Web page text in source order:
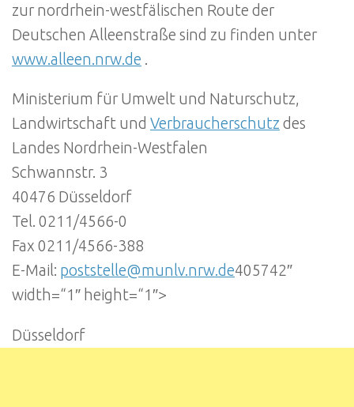
zur nordrhein-westfälischen Route der
Deutschen Alleenstraße sind zu finden unter
www.alleen.nrw.de .
Ministerium für Umwelt und Naturschutz,
Landwirtschaft und Verbraucherschutz des
Landes Nordrhein-Westfalen
Schwannstr. 3
40476 Düsseldorf
Tel. 0211/4566-0
Fax 0211/4566-388
E-Mail: poststelle@munlv.nrw.de405742″
width=“1″ height=“1″>
Düsseldorf